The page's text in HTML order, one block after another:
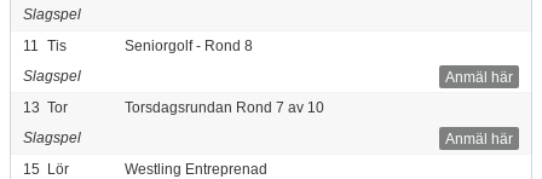
Slagspel
11
Tis
Seniorgolf - Rond 8
Anmäl här
Slagspel
13 Tor
Torsdagsrundan Rond 7 av 10
Anmäl här
Slagspel
15 Lör
Westling Entreprenad